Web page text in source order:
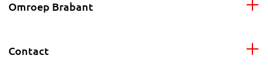
Omroep Brabant
Contact